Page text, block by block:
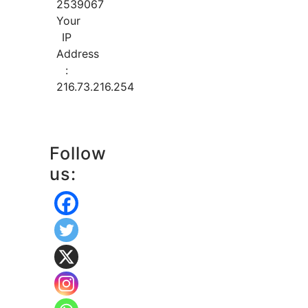
2539067
Your
IP
Address
:
216.73.216.254
Follow
us: